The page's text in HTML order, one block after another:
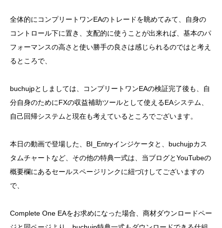
全体的にコンプリートワンEAのトレードを眺めてみて、自身の
コントロール下に置き、支配的に使うことが出来れば、基本のパ
フォーマンスの高さと使い勝手の良さは感じられるのではと考え
るところで、
buchujpとしましては、コンプリートワンEAの検証完了後も、自
分自身のためにFXの収益補助ツールとして使えるEAシステム、
自己回帰システムと現在も考えているところでございます。
本日の動画で登場した、BI_Entryインジケータと、buchujpカス
タムチャートなど、その他の特典一式は、当ブログとYouTubeの
概要欄にあるセールスページリンクに紐づけしてございますの
で、
Complete One EAをお求めになった場合、商材ダウンロードペー